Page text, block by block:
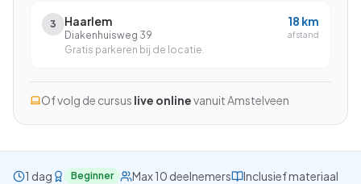
Bel ons: 023-5513409
Gratis studiegids downloaden
3 Haarlem
Diakenhuisweg 39
Gratis parkeren bij de locatie.
18 km
afstand
Of volg de cursus live onlinevanuitAmstelveen
1 dag Beginner Max 10 deelnemers Inclusief materiaal